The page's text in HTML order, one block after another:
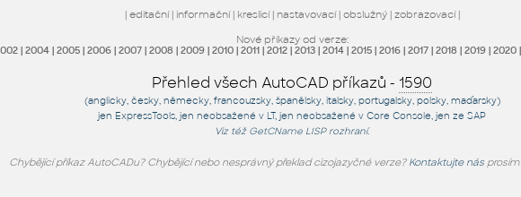
| editační| informační| kreslicí| nastavovací| obslužný| zobrazovací|
Nové příkazy od verze:
| 2004| 2005| 2006| 2007| 2008 | 2009| 2010| 2011| 2012| 2013| 2014| 2015| 2016| 2017| 2018 | 2019| 2020|
Přehled všech AutoCAD příkazů - 1590
(anglicky, česky, německy, francouzsky, španělsky, italsky, portugalsky, polsky, maďarsky)
jen ExpressTools, jenneobsažené v LT, jenneobsažené v Core Console, jenze SAP
Viz též GetCName LISP rozhraní.
Chybějící příkaz AutoCADu? Chybějící nebo nesprávný překlad cizojazyčné verze? Kontaktujte násprosím